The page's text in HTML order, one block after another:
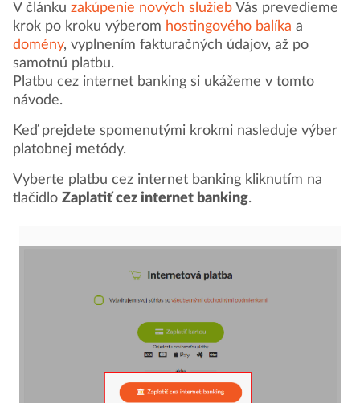
V článku zakúpenie nových služieb Vás prevedieme
krok po kroku výberom hostingového balíka a
domény, vyplnením fakturačných údajov, až po
samotnú platbu.
Platbu cez internet banking si ukážeme v tomto
návode.
Keď prejdete spomenutými krokmi nasleduje výber
platobnej metódy.
Vyberte platbu cez internet banking kliknutím na
tlačidlo Zaplatiť cez internet banking.